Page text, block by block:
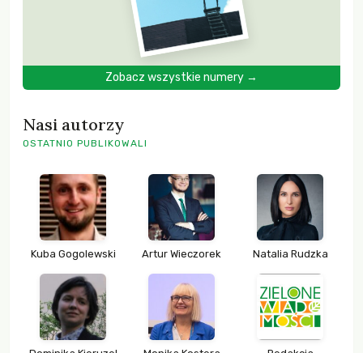
Zobacz wszystkie numery →
Nasi autorzy
OSTATNIO PUBLIKOWALI
Kuba Gogolewski Artur Wieczorek Natalia Rudzka